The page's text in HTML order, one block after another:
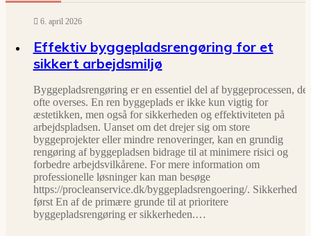
6. april 2026
Effektiv byggepladsrengøring for et
sikkert arbejdsmiljø
Byggepladsrengøring er en essentiel del af byggeprocessen, der
ofte overses. En ren byggeplads er ikke kun vigtig for
æstetikken, men også for sikkerheden og effektiviteten på
arbejdspladsen. Uanset om det drejer sig om store
byggeprojekter eller mindre renoveringer, kan en grundig
rengøring af byggepladsen bidrage til at minimere risici og
forbedre arbejdsvilkårene. For mere information om
professionelle løsninger kan man besøge
https://procleanservice.dk/byggepladsrengoering/. Sikkerhed
først En af de primære grunde til at prioritere
byggepladsrengøring er sikkerheden.…